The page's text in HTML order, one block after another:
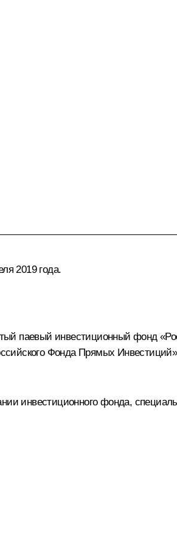
2019 года.
паевый инвестиционный фонд
Фонда Прямых
инвестиционного фонда,